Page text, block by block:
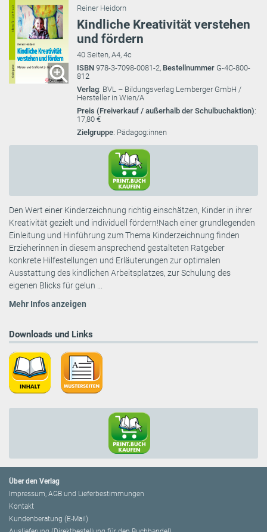
Reiner Heidorn
Kindliche Kreativität verstehen
und fördern
40 Seiten, A4, 4c
ISBN 978-3-7098-0081-2, Bestellnummer G-4C-800-
812
Verlag: BVL – Bildungsverlag Lemberger GmbH /
Hersteller in Wien/A
Preis (Freiverkauf / außerhalb der Schulbuchaktion):
17,80 €
Zielgruppe: Pädagog:innen
Den Wert einer Kinderzeichnung richtig einschätzen, Kinder in ihrer
Kreativität gezielt und individuell fördern!Nach einer grundlegenden
Einleitung und Hinführung zum Thema Kinderzeichnung finden
Erzieherinnen in diesem ansprechend gestalteten Ratgeber
konkrete Hilfestellungen und Erläuterungen zur optimalen
Ausstattung des kindlichen Arbeitsplatzes, zur Schulung des
eigenen Blicks für gelun ...
Mehr Infos anzeigen
Downloads und Links
Über den Verlag
Impressum, AGB und Lieferbestimmungen
Kontakt
Kundenberatung (E-Mail)